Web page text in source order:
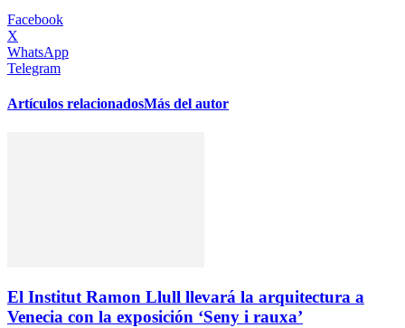
Facebook
X
WhatsApp
Telegram
Artículos relacionadosMás del autor
El Institut Ramon Llull llevará la arquitectura a
Venecia con la exposición ‘Seny i rauxa’